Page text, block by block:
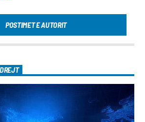
POSTIMET E AUTORIT